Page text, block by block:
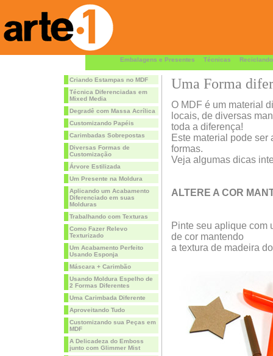
Embalagens e Presentes Técnicas Reciclando
Criando Estampas no MDF
Técnica Diferenciadas em
Mixed Media
Degradê com Massa Acrílica
Customizando Papéis
Carimbadas Sobrepostas
Diversas Formas de
Customização
Árvore Estilizada
Um Presente na Moldura
Aplicando um Acabamento
Diferenciado em suas
Molduras
Trabalhando com Texturas
Como Fazer Relevo
Texturizado
Um Acabamento Perfeito
Usando Esponja
Máscara + Carimbão
Usando Moldura Espelho de
2 Formas Diferentes
Uma Carimbada Diferente
Aproveitando Tudo
Customizando sua Peças em
MDF
A Delicadeza do Emboss
junto com Glimmer Mist
Uma Forma
O MDF é um material
locais, de diversas
toda a diferença!
Este material pode ser
formas.
Veja algumas dicas
ALTERE A COR
Pinte seu aplique com
de cor mantendo
a textura de madeira